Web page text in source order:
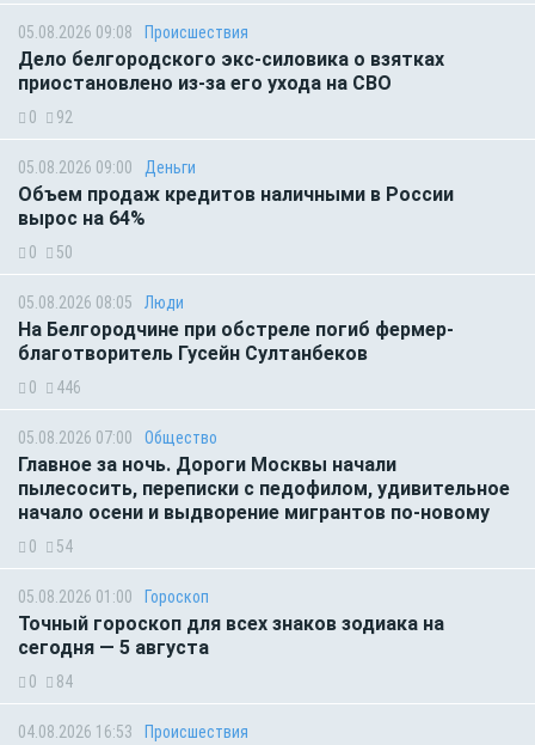
05.08.2026 09:08 Происшествия
Дело белгородского экс-силовика о взятках
приостановлено из-за его ухода на СВО
0 92
05.08.2026 09:00 Деньги
Объем продаж кредитов наличными в России
вырос на 64%
0 50
05.08.2026 08:05 Люди
На Белгородчине при обстреле погиб фермер-
благотворитель Гусейн Султанбеков
0 446
05.08.2026 07:00 Общество
Главное за ночь. Дороги Москвы начали
пылесосить, переписки с педофилом, удивительное
начало осени и выдворение мигрантов по-новому
0 54
05.08.2026 01:00 Гороскоп
Точный гороскоп для всех знаков зодиака на
сегодня — 5 августа
0 84
04.08.2026 16:53 Происшествия